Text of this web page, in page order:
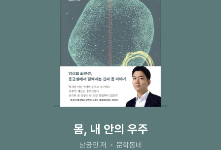
몸, 내 안의 우주
남궁인 저
문학동네